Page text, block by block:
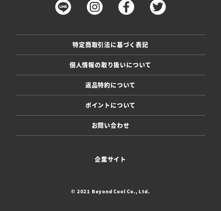
特定商取引法に基づく表記
個人情報の取り扱いについて
返品特約について
ポイントについて
お問い合わせ
企業サイト
© 2021 Beyond Cool Co., Ltd.